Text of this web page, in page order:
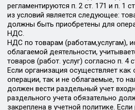
регламентируются п. 2 ст. 171 и п. 1
из условий является следующее:
должны быть приобретены для
НДС.
НДС по товарам (работам,услугам),
облагаемой деятельности,
товаров (работ. услуг) согласно п. 4
Если организация осуществляет
операции, так и не облагаемые, то
должен вести раздельный учет
раздельного учета обязательно
закреплена в учетной политике.